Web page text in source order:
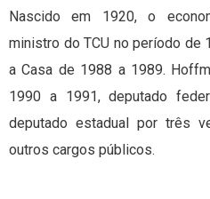
Nascido em 1920, o
ministro do TCU no período de
a Casa de 1988 a 1989.
1990 a 1991, deputado
deputado estadual por três
outros cargos públicos.